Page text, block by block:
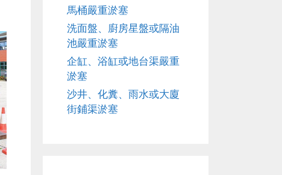
馬桶嚴重淤塞
洗面盤、廚房星盤或隔油
池嚴重淤塞
企缸、浴缸或地台渠嚴重
淤塞
沙井、化糞、雨水或大廈
街鋪渠淤塞